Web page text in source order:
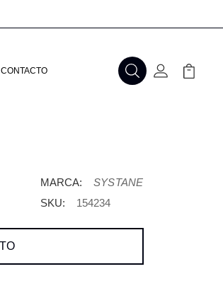
CONTACTO BuscarMi Cuenta
Mi
MARCA:
SYSTANE
SKU:
154234